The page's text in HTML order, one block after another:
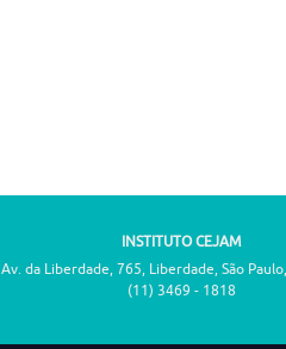
INSTITUTO CEJAM
Av. da Liberdade, 765, Liberdade, São
(11) 3469 - 1818